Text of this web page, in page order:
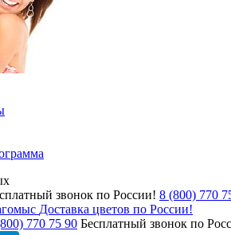
звонок по России! 8 (800) 770
Доставка цветов по России!
770 75 90 Бесплатный звонок по